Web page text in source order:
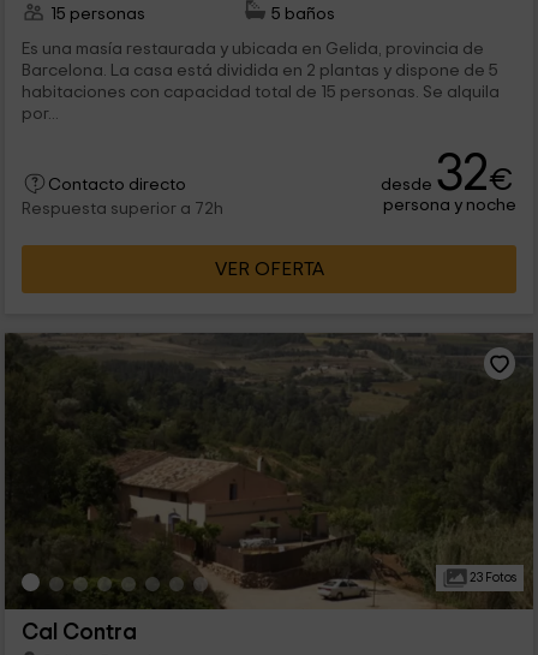
15 personas
5 baños
Es una masía restaurada y ubicada en Gelida, provincia de
Barcelona. La casa está dividida en 2 plantas y dispone de 5
habitaciones con capacidad total de 15 personas. Se alquila
por...
Contacto directo
Respuesta superior a 72h
desde 32€
persona y noche
VER OFERTA
23 Fotos
Cal Contra